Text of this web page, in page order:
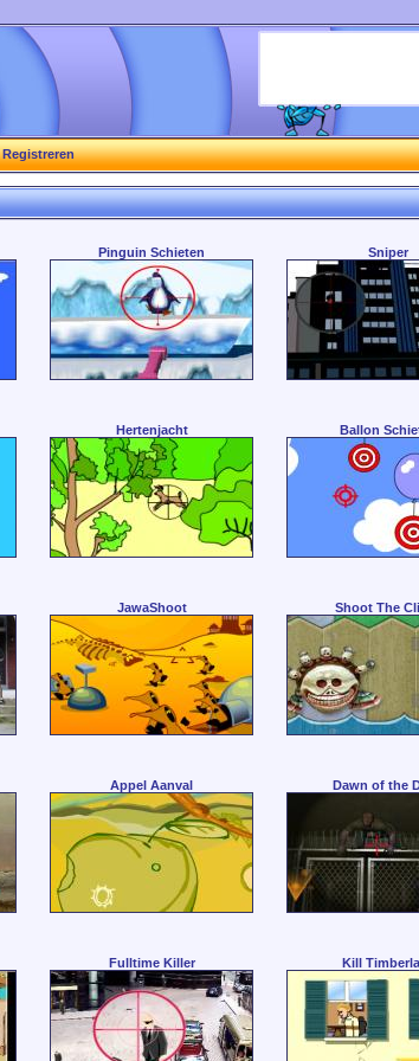
Registreren
Pinguin Schieten Sniper
Hertenjacht Ballon
JawaShoot Shoot The
Appel Aanval Dawn of the
Fulltime Killer Kill